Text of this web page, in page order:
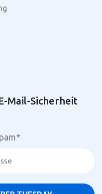
Mail-Sicherheit
*